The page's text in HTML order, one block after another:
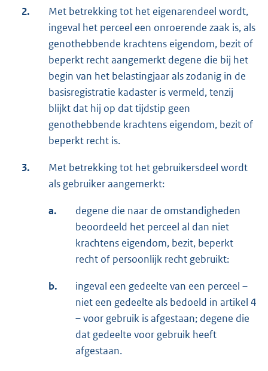
2.
Met betrekking tot het eigenarendeel wordt,
ingeval het perceel een onroerende zaak is, als
genothebbende krachtens eigendom, bezit of
beperkt recht aangemerkt degene die bij het
begin van het belastingjaar als zodanig in de
basisregistratie kadaster is vermeld, tenzij
blijkt dat hij op dat tijdstip geen
genothebbende krachtens eigendom, bezit of
beperkt recht is.
3.
Met betrekking tot het gebruikersdeel wordt
als gebruiker aangemerkt:
a.
degene die naar de omstandigheden
beoordeeld het perceel al dan niet
krachtens eigendom, bezit, beperkt
recht of persoonlijk recht gebruikt:
b.
ingeval een gedeelte van een perceel –
niet een gedeelte als bedoeld in artikel 4
– voor gebruik is afgestaan; degene die
dat gedeelte voor gebruik heeft
afgestaan.